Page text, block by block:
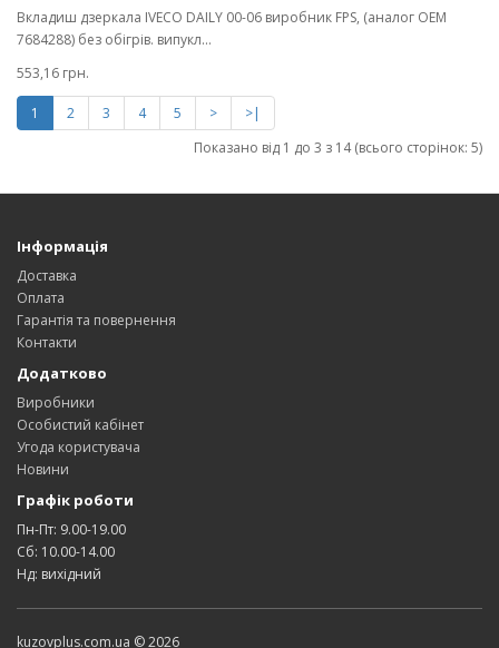
Вкладиш дзеркала IVECO DAILY 00-06 виробник FPS, (аналог OEM
7684288) без обігрів. випукл...
553,16 грн.
1 2 3 4 5 >
>|
Показано від 1 до 3 з 14 (всього сторінок: 5)
Інформація
Доставка
Оплата
Гарантія та повернення
Контакти
Додатково
Виробники
Особистий кабінет
Угода користувача
Новини
Графік роботи
Пн-Пт: 9.00-19.00
Сб: 10.00-14.00
Нд: вихідний
kuzovplus.com.ua © 2026